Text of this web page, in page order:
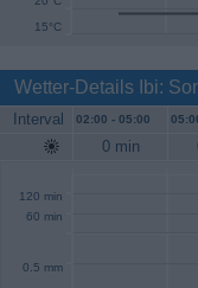
15°C
Wetter-Details Ibi:
Interval 02:00 - 05:00
0 min
60 min
120 min
0.5 mm